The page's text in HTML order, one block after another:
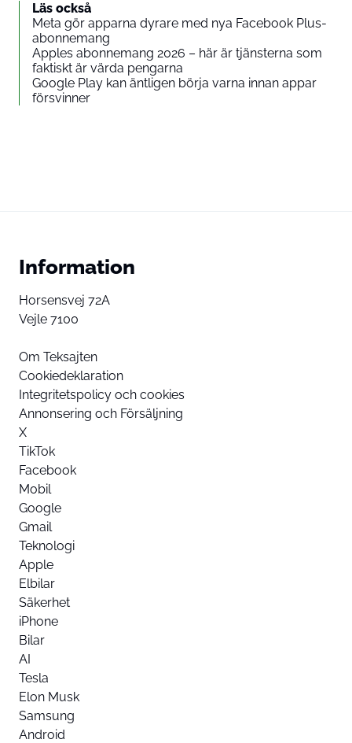
Läs också
Meta gör apparna dyrare med nya Facebook Plus-
abonnemang
Apples abonnemang 2026 – här är tjänsterna som
faktiskt är värda pengarna
Google Play kan äntligen börja varna innan appar
försvinner
Information
Horsensvej 72A
Vejle 7100
Om Teksajten
Cookiedeklaration
Integritetspolicy och cookies
Annonsering och Försäljning
X
TikTok
Facebook
Mobil
Google
Gmail
Teknologi
Apple
Elbilar
Säkerhet
iPhone
Bilar
AI
Tesla
Elon Musk
Samsung
Android